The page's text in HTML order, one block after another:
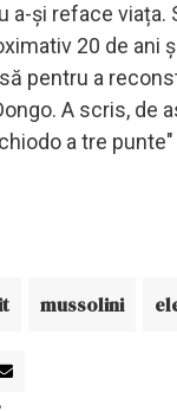
a-și reface viața.
20 de ani
pentru a
A scris, de
a tre
mussolini